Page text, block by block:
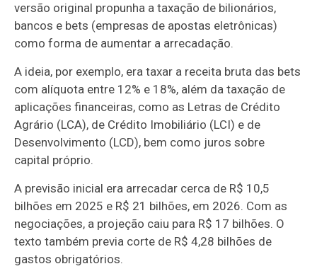
versão original propunha a taxação de bilionários,
bancos e bets (empresas de apostas eletrônicas)
como forma de aumentar a arrecadação.
A ideia, por exemplo, era taxar a receita bruta das bets
com alíquota entre 12% e 18%, além da taxação de
aplicações financeiras, como as Letras de Crédito
Agrário (LCA), de Crédito Imobiliário (LCI) e de
Desenvolvimento (LCD), bem como juros sobre
capital próprio.
A previsão inicial era arrecadar cerca de R$ 10,5
bilhões em 2025 e R$ 21 bilhões, em 2026. Com as
negociações, a projeção caiu para R$ 17 bilhões. O
texto também previa corte de R$ 4,28 bilhões de
gastos obrigatórios.